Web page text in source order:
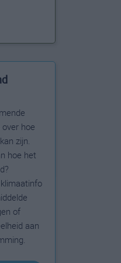
hoe
zijn.
hoe het
of
aan